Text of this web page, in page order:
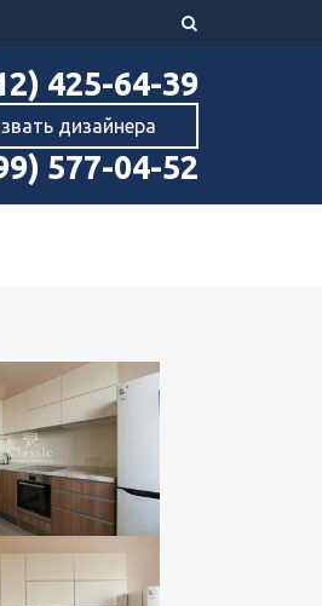
425-64-39
дизайнера
577-04-52